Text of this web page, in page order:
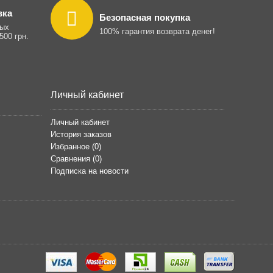
грн.
Безопасная покупка
100% гарантия возврата денег!
Личный кабинет
Личный кабинет
История заказов
Избранное (0)
Сравнения (0)
Подписка на новости